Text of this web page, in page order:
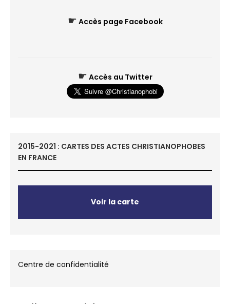
☛ Accès page Facebook
☛ Accès au Twitter
2015-2021 : CARTES DES ACTES CHRISTIANOPHOBES
EN FRANCE
Voir la carte
Centre de confidentialité